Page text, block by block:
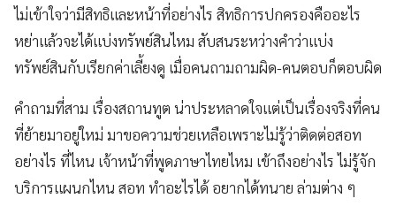
ไม่เข้าใจว่ามีสิทธิและหน้าที่อย่างไร สิทธิการปกครองคืออะไร
หย่าแล้วจะได้แบ่งทรัพย์สินไหม สับสนระหว่างคำว่าแบ่ง
ทรัพย์สินกับเรียกค่าเลี้ยงดู เมื่อคนถามถามผิด-คนตอบก็ตอบผิด
คำถามที่สาม เรื่องสถานทูต น่าประหลาดใจแต่เป็นเรื่องจริงที่คน
ที่ย้ายมาอยู่ใหม่ มาขอความช่วยเหลือเพราะไม่รู้ว่าติดต่อสอท
อย่างไร ที่ไหน เจ้าหน้าที่พูดภาษาไทยไหม เข้าถึงอย่างไร ไม่รู้จัก
บริการแผนกไหน สอท ทำอะไรได้ อยากได้ทนาย ล่ามต่าง ๆ